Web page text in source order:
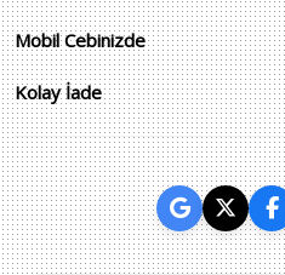
Mobil Cebinizde
Kolay İade